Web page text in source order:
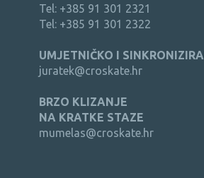
Tel: +385 91 301 2321
Tel: +385 91 301 2322
UMJETNIČKO I
juratek@croskate.hr
BRZO KLIZANJE
NA KRATKE STAZE
mumelas@croskate.hr